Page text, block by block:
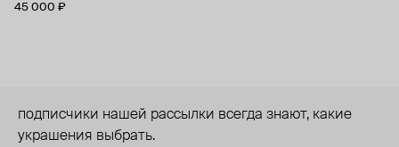
45 000 ₽
подписчики нашей рассылки всегда знают, какие
украшения выбрать.